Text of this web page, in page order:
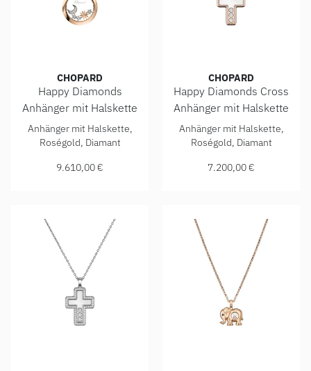
CHOPARD
Happy Diamonds
Anhänger mit Halskette
Chopard Happy Diamonds Anhänger mit Halskette, Ref:
Anhänger mit Halskette,
Roségold, Diamant
9.610,00 €
CHOPARD
Happy Diamonds Cross
Anhänger mit Halskette
Chopard Happy Diamonds
Anhänger mit Halskette,
Roségold, Diamant
7.200,00 €